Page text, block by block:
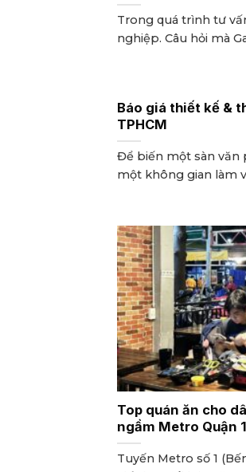
Trong quá trình tư
nghiệp. Câu hỏi mà
Báo giá thiết kế &
TPHCM
Để biến một sàn
một không gian làm
Top quán ăn cho
ngầm Metro Quận 1
Tuyến Metro số 1